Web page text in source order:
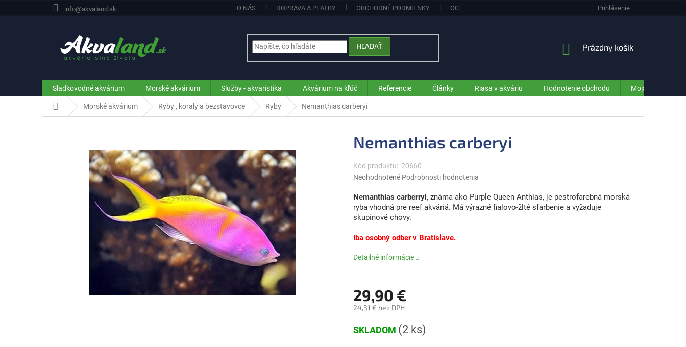
info@akvaland.sk O NÁS DOPRAVA A PLATBY OBCHODNÉ PODMIENKY OCHRANA OSOBNÝCH ÚDAJOV (GDPR) - INFORMÁCIE PRE ZÁKAZNÍKOV E-
Prihlásenie
HĽADAŤ
NÁKUPNÝ
Prázdny košík
Sladkovodné akvárium Morské akvárium Služby - akvaristika Akvárium na kľúč Referencie Články Riasa v akváriu Hodnotenie obchodu Moja objednávka
DomovMorské akvárium Ryby , koraly a bezstavovce Ryby Nemanthias carberyi
Nemanthias carberyi
Kód produktu: 20660
Priemerné
produktu
je
0,0
5
hviezdičiek.
Neohodnotené Podrobnosti hodnotenia
Nemanthias carberryi, známa ako Purple Queen Anthias, je pestrofarebná morská
ryba vhodná pre reef akváriá. Má výrazné fialovo-žlté sfarbenie a vyžaduje
skupinové chovy.
Iba osobný odber v Bratislave.
Detailné informácie
29,90 €
24,31 € bez DPH
cena:
SKLADOM (2 ks)